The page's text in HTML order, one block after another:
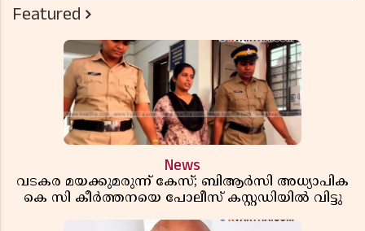
Featured
News
വടകര മയക്കുമരുന്ന് കേസ്; ബിആർസി അധ്യാപിക
കെ സി കീർത്തനയെ പോലീസ് കസ്റ്റഡിയിൽ വിട്ടു